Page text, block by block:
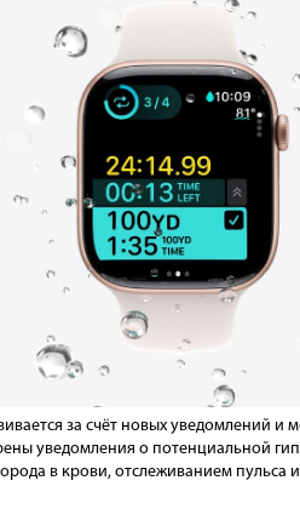
за счёт новых уведомлений
уведомления о потенциальной
в крови, отслеживанием